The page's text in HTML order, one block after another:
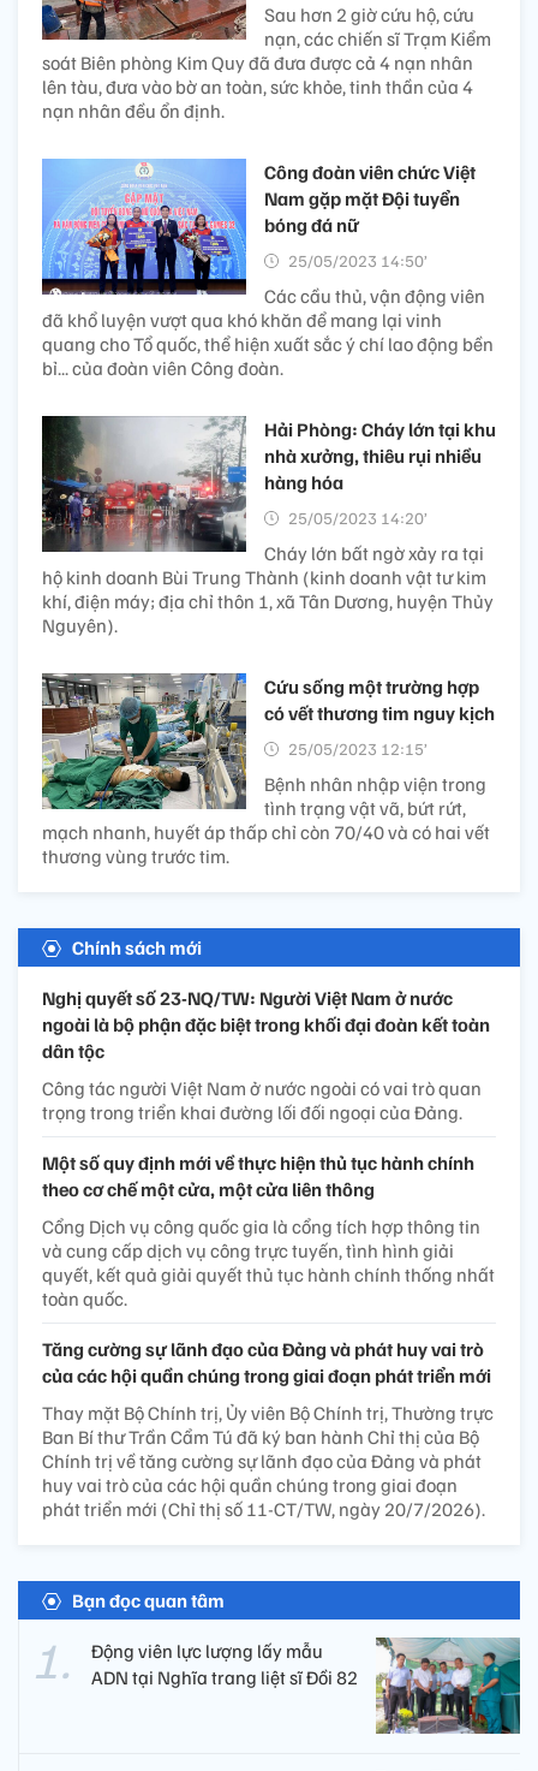
Sau hơn 2 giờ cứu hộ, cứu
nạn, các chiến sĩ Trạm Kiểm
soát Biên phòng Kim Quy đã đưa được cả 4 nạn nhân
lên tàu, đưa vào bờ an toàn, sức khỏe, tinh thần của 4
nạn nhân đều ổn định.
Công đoàn viên chức Việt
Nam gặp mặt Đội tuyển
bóng đá nữ
25/05/2023 14:50’
Các cầu thủ, vận động viên
đã khổ luyện vượt qua khó khăn để mang lại vinh
quang cho Tổ quốc, thể hiện xuất sắc ý chí lao động bền
bỉ... của đoàn viên Công đoàn.
Hải Phòng: Cháy lớn tại khu
nhà xưởng, thiêu rụi nhiều
hàng hóa
25/05/2023 14:20’
Cháy lớn bất ngờ xảy ra tại
hộ kinh doanh Bùi Trung Thành (kinh doanh vật tư kim
khí, điện máy; địa chỉ thôn 1, xã Tân Dương, huyện Thủy
Nguyên).
Cứu sống một trường hợp
có vết thương tim nguy kịch
25/05/2023 12:15’
Bệnh nhân nhập viện trong
tình trạng vật vã, bứt rứt,
mạch nhanh, huyết áp thấp chỉ còn 70/40 và có hai vết
thương vùng trước tim.
Chính sách mới
Nghị quyết số 23-NQ/TW: Người Việt Nam ở nước
ngoài là bộ phận đặc biệt trong khối đại đoàn kết toàn
dân tộc
Công tác người Việt Nam ở nước ngoài có vai trò quan
trọng trong triển khai đường lối đối ngoại của Đảng.
Một số quy định mới về thực hiện thủ tục hành chính
theo cơ chế một cửa, một cửa liên thông
Cổng Dịch vụ công quốc gia là cổng tích hợp thông tin
và cung cấp dịch vụ công trực tuyến, tình hình giải
quyết, kết quả giải quyết thủ tục hành chính thống nhất
toàn quốc.
Tăng cường sự lãnh đạo của Đảng và phát huy vai trò
của các hội quần chúng trong giai đoạn phát triển mới
Thay mặt Bộ Chính trị, Ủy viên Bộ Chính trị, Thường trực
Ban Bí thư Trần Cẩm Tú đã ký ban hành Chỉ thị của Bộ
Chính trị về tăng cường sự lãnh đạo của Đảng và phát
huy vai trò của các hội quần chúng trong giai đoạn
phát triển mới (Chỉ thị số 11-CT/TW, ngày 20/7/2026).
Bạn đọc quan tâm
Động viên lực lượng lấy mẫu
ADN tại Nghĩa trang liệt sĩ Đồi 82​